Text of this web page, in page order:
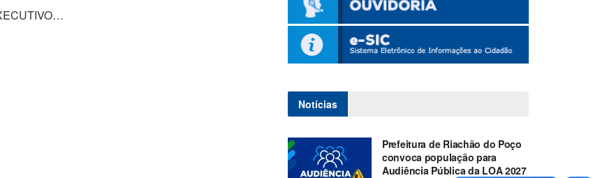
Notícias
Prefeitura de Riachão do Poço
convoca população para
Audiência Pública da LOA 2027